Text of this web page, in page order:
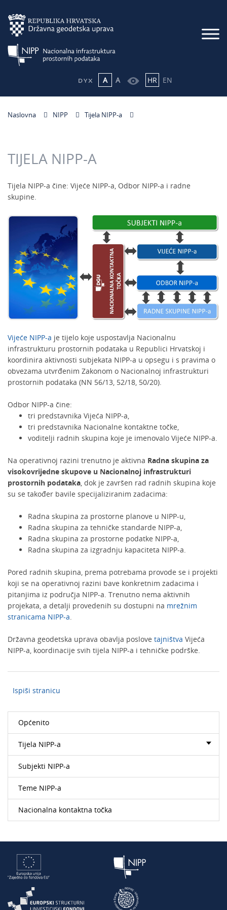
A A HR EN
Naslovna NIPP Tijela NIPP-a
TIJELA NIPP-A
Tijela NIPP-a čine: Vijeće NIPP-a, Odbor NIPP-a i radne
skupine.
Vijeće NIPP-a je tijelo koje uspostavlja Nacionalnu
infrastrukturu prostornih podataka u Republici Hrvatskoj i
koordinira aktivnosti subjekata NIPP-a u opsegu i s pravima o
obvezama utvrđenim Zakonom o Nacionalnoj infrastrukturi
prostornih podataka (NN 56/13, 52/18, 50/20).
Odbor NIPP-a čine:
tri predstavnika Vijeća NIPP-a,
tri predstavnika Nacionalne kontaktne točke,
voditelji radnih skupina koje je imenovalo Vijeće NIPP-a.
Na operativnoj razini trenutno je aktivna Radna skupina za
visokovrijedne skupove u Nacionalnoj infrastrukturi
prostornih podataka , dok je završen rad radnih skupina koje
su se također bavile specijaliziranim zadacima:
Radna skupina za prostorne planove u NIPP-u,
Radna skupina za tehničke standarde NIPP-a,
Radna skupina za prostorne podatke NIPP-a,
Radna skupina za izgradnju kapaciteta NIPP-a.
Pored radnih skupina, prema potrebama provode se i projekti
koji se na operativnoj razini bave konkretnim zadacima i
pitanjima iz područja NIPP-a. Trenutno nema aktivnih
projekata, a detalji provedenih su dostupni na mrežnim
stranicama NIPP-a
Državna geodetska uprava obavlja poslove tajništva Vijeća
NIPP-a, koordinacije svih tijela NIPP-a i tehničke podrške.
Ispiši stranicu
Općenito
Tijela NIPP-a
Subjekti NIPP-a
Teme NIPP-a
Nacionalna kontaktna točka